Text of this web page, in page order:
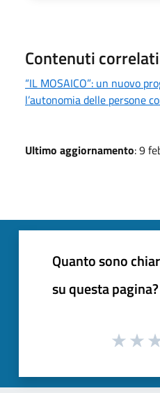
Contenuti correlati
“IL MOSAICO”: un nuovo
l’autonomia delle persone
Ultimo aggiornamento: 9
Quanto sono
su questa pagina?